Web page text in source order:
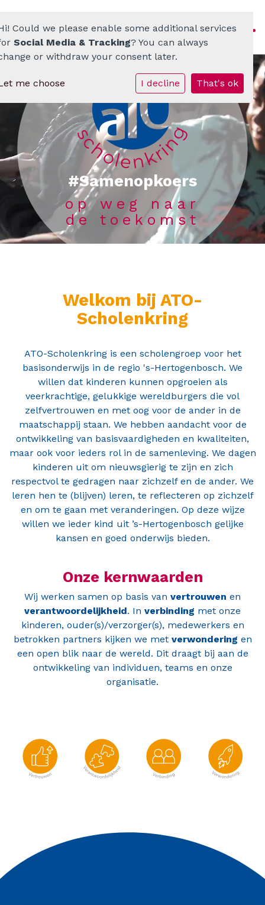
Homepage
ATO-scholenkring
Ons onderwijs
Onze scholen
Werken bij
Documenten • Praktisch
#Samenopkoers
op weg naar
de toekomst
Welkom bij ATO-
Scholenkring
ATO-Scholenkring is een scholengroep voor het
basisonderwijs in de regio 's-Hertogenbosch. We
willen dat kinderen kunnen opgroeien als
veerkrachtige, gelukkige wereldburgers die vol
zelfvertrouwen en met oog voor de ander in de
maatschappij staan. We hebben aandacht voor de
ontwikkeling van basisvaardigheden en kwaliteiten,
maar ook voor ieders rol in de samenleving. We dagen
kinderen uit om nieuwsgierig te zijn en zich
respectvol te gedragen naar zichzelf en de ander. We
leren hen te (blijven) leren, te reflecteren op zichzelf
en om te gaan met veranderingen. Op deze wijze
willen we ieder kind uit ’s-Hertogenbosch gelijke
kansen en goed onderwijs bieden.
Onze kernwaarden
Wij werken samen op basis van vertrouwen en
verantwoordelijkheid. In verbinding met onze
kinderen, ouder(s)/verzorger(s), medewerkers en
betrokken partners kijken we met verwondering en
een open blik naar de wereld. Dit draagt bij aan de
ontwikkeling van individuen, teams en onze
organisatie.
Could we please enable some additional services
Social Media & Tracking? You can always
or withdraw your consent later.
me choose I decline That's ok